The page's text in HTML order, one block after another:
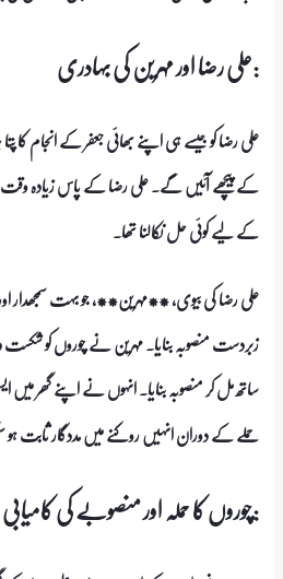
علی رضا اور مہرین کی بہادری:
علی رضا کو جیسے ہی اپنے بھائی جعفر کے انجام کا
کے پیچھے آئیں گے۔ علی رضا کے پاس زیادہ وقت
کے لیے کوئی حل نکالنا تھا۔
علی رضا کی بیوی، **مہرین**، جو بہت سمجھدار
زبردست منصوبہ بنایا۔ مہرین نے چوروں کو شکست
ساتھ مل کر منصوبہ بنایا۔ انہوں نے اپنے گھر میں
حملے کے دوران انہیں روکنے میں مددگار ثابت ہو
چوروں کا حملہ اور منصوبے کی کامیابی: